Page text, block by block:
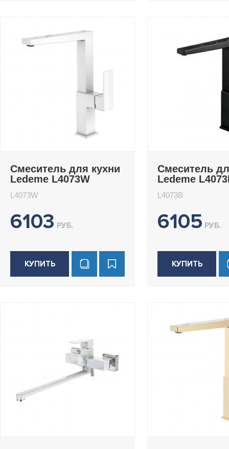
Смеситель для кухни
Ledeme L4073W
L4073W
6103 РУБ.
КУПИТЬ
Смеситель
Ledeme
L4073B
6105 РУБ.
КУПИТЬ